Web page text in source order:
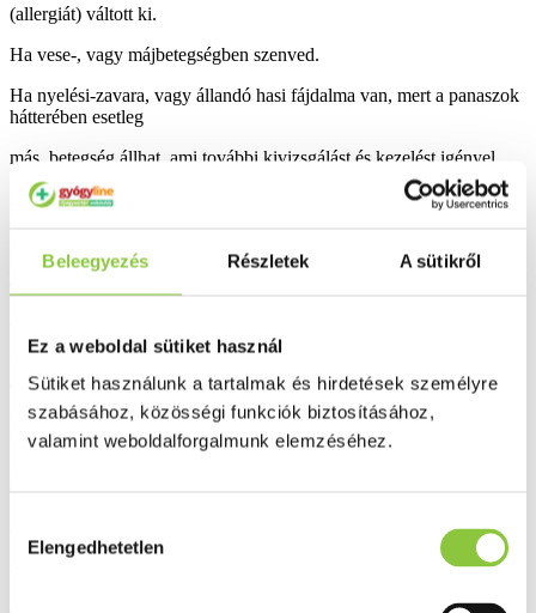
Beleegyezés Részletek A sütikről
Ez a weboldal sütiket használ
Sütiket használunk a tartalmak és hirdetések személyre
szabásához, közösségi funkciók biztosításához,
valamint weboldalforgalmunk elemzéséhez.
kiválasztása
Elengedhetetlen
(allergiát) váltott ki.
Ha vese-, vagy májbetegségben szenved.
Ha nyelési-zavara, vagy állandó hasi fájdalma van, mert a panaszok
hátterében esetleg
más, betegség állhat, ami további kivizsgálást és kezelést igényel.
A Quamatel Mini 10 mg filmtabletta fokozott elővigyázatossággal
Ha a beteg májelégtelenségben szenved, akkor egyedi orvosi
egyénileg kell beállítania.
Figyelmeztetések